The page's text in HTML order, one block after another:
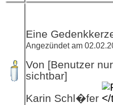
Eine
Angezündet am
Von [Benutzer
sichtbar]
Karin Schl�fer